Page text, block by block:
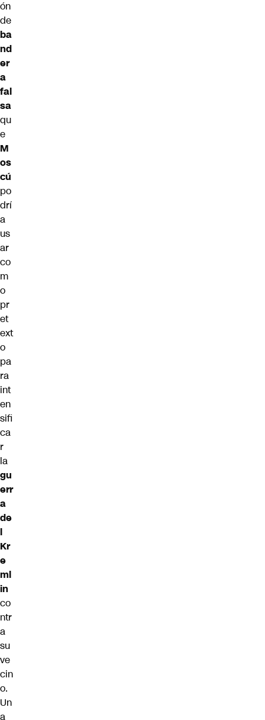
ón
de
ba
nd
er
a
fal
sa
qu
e
M
os
cú
po
drí
a
us
ar
co
m
o
pr
et
ext
o
pa
ra
int
en
sifi
ca
r
la
gu
err
a
de
l
Kr
e
ml
in
co
ntr
a
su
ve
cin
o.
Un
a